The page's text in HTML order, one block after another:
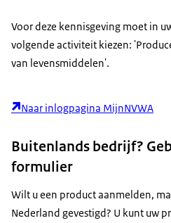
Voor deze kennisgeving moet in
volgende activiteit kiezen:
van levensmiddelen'.
Naar inlogpagina MijnNVWA
Buitenlands bedrijf?
formulier
Wilt u een product aanmelden,
Nederland gevestigd? U kunt uw